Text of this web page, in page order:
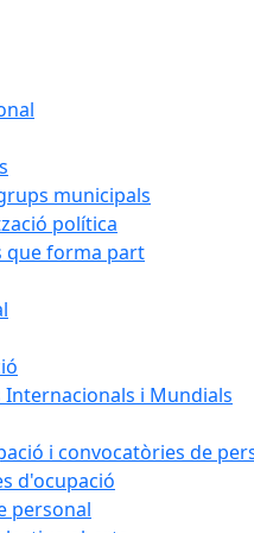
municipals
política
que forma part
i Mundials
i convocatòries de
d'ocupació
personal